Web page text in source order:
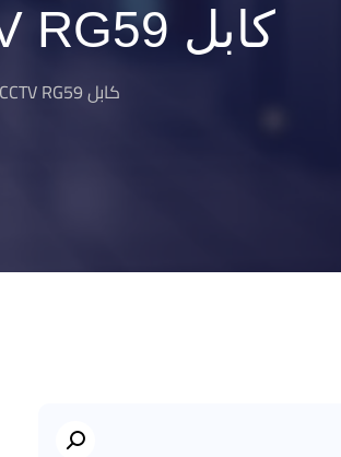
كابل CCTV RG59 بطول 300 متر
كابل CCTV RG59 بطول 300 متر